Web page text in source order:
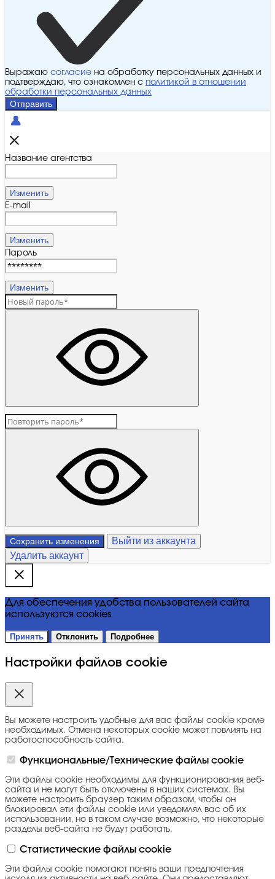
Выражаю согласие на обработку персональных данных и
подтверждаю, что ознакомлен с политикой в отношении
обработки персональных данных
Отправить
Название агентства
Изменить
E-mail
Изменить
Пароль
Изменить
Сохранить изменения
Выйти из аккаунта
Удалить аккаунт
Для обеспечения удобства пользователей сайта
используются cookies
Принять Отклонить Подробнее
Настройки файлов cookie
Вы можете настроить удобные для вас файлы cookie кроме
необходимых. Отмена некоторых cookie может повлиять на
работоспособность сайта.
Функциональные/Технические файлы cookie
Эти файлы cookie необходимы для функционирования веб-
сайта и не могут быть отключены в наших системах. Вы
можете настроить браузер таким образом, чтобы он
блокировал эти файлы cookie или уведомлял вас об их
использовании, но в таком случае возможно, что некоторые
разделы веб-сайта не будут работать.
Статистические файлы cookie
Эти файлы cookie помогают понять ваши предпочтения